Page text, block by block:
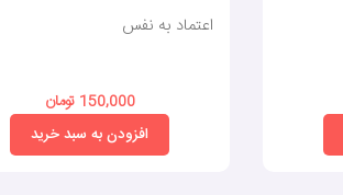
اعتماد به نفس
150,000 تومان
افزودن به سبد خرید